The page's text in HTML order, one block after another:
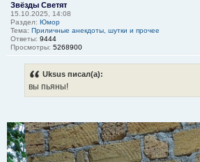
Звёзды Светят
15.10.2025, 14:08
Раздел: Юмор
Тема: Приличные анекдоты, шутки и прочее
Ответы: 9444
Просмотры: 5268900
Uksus писал(а):
вы пьяны!